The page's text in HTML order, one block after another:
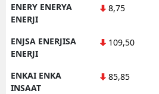
ENERY ENERYA
ENERJI
8,75
ENJSA ENERJISA
ENERJI
109,50
ENKAI ENKA
INSAAT
85,85